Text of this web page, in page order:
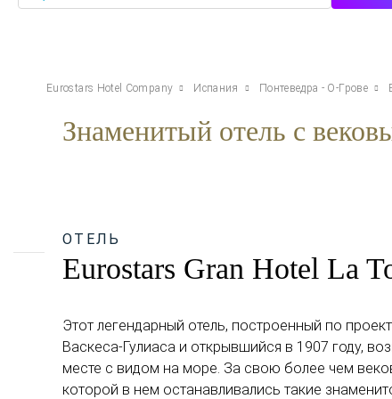
Eurostars Hotel Company Испания Понтеведра - О-Грове
Знаменитый отель с
ОТЕЛЬ
Eurostars Gran Hotel La
Этот легендарный отель, построенный по
Васкеса-Гулиаса и открывшийся в 1907 году,
месте с видом на море. За свою более чем
которой в нем останавливались такие